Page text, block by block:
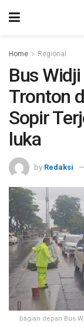
Home Regional
Bus
Tronton
Sopir
luka
by Redaksi
bagian depan Bus